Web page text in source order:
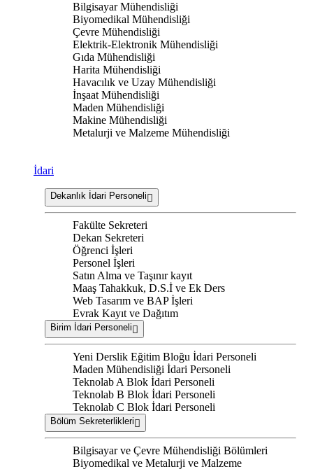
Bilgisayar Mühendisliği
Biyomedikal Mühendisliği
Çevre Mühendisliği
Elektrik-Elektronik Mühendisliği
Gıda Mühendisliği
Harita Mühendisliği
Havacılık ve Uzay Mühendisliği
İnşaat Mühendisliği
Maden Mühendisliği
Makine Mühendisliği
Metalurji ve Malzeme Mühendisliği
İdari
Dekanlık İdari Personeli
Fakülte Sekreteri
Dekan Sekreteri
Öğrenci İşleri
Personel İşleri
Satın Alma ve Taşınır kayıt
Maaş Tahakkuk, D.S.İ ve Ek Ders
Web Tasarım ve BAP İşleri
Evrak Kayıt ve Dağıtım
Birim İdari Personeli
Yeni Derslik Eğitim Bloğu İdari Personeli
Maden Mühendisliği İdari Personeli
Teknolab A Blok İdari Personeli
Teknolab B Blok İdari Personeli
Teknolab C Blok İdari Personeli
Bölüm Sekreterlikleri
Bilgisayar ve Çevre Mühendisliği Bölümleri
Biyomedikal ve Metalurji ve Malzeme